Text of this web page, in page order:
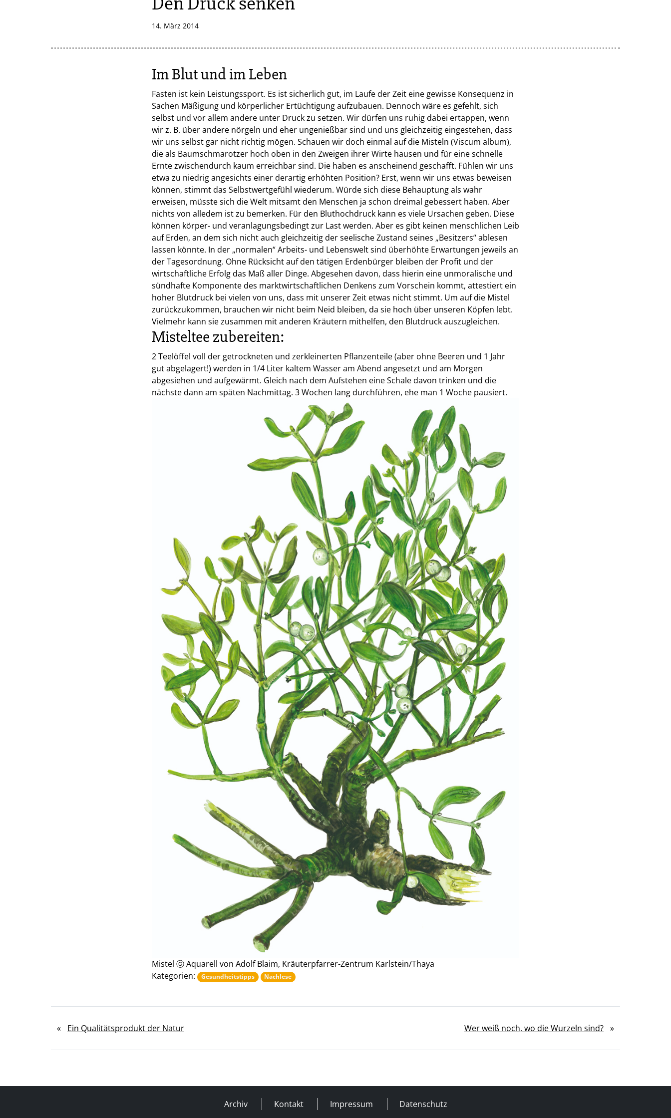
14. März 2014
Im Blut und im Leben
Fasten ist kein Leistungssport. Es ist sicherlich gut, im Laufe der Zeit eine gewisse Konsequenz in
Sachen Mäßigung und körperlicher Ertüchtigung aufzubauen. Dennoch wäre es gefehlt, sich
selbst und vor allem andere unter Druck zu setzen. Wir dürfen uns ruhig dabei ertappen, wenn
wir z. B. über andere nörgeln und eher ungenießbar sind und uns gleichzeitig eingestehen, dass
wir uns selbst gar nicht richtig mögen. Schauen wir doch einmal auf die Misteln (Viscum album),
die als Baumschmarotzer hoch oben in den Zweigen ihrer Wirte hausen und für eine schnelle
Ernte zwischendurch kaum erreichbar sind. Die haben es anscheinend geschafft. Fühlen wir uns
etwa zu niedrig angesichts einer derartig erhöhten Position? Erst, wenn wir uns etwas beweisen
können, stimmt das Selbstwertgefühl wiederum. Würde sich diese Behauptung als wahr
erweisen, müsste sich die Welt mitsamt den Menschen ja schon dreimal gebessert haben. Aber
nichts von alledem ist zu bemerken. Für den Bluthochdruck kann es viele Ursachen geben. Diese
können körper- und veranlagungsbedingt zur Last werden. Aber es gibt keinen menschlichen Leib
auf Erden, an dem sich nicht auch gleichzeitig der seelische Zustand seines „Besitzers“ ablesen
lassen könnte. In der „normalen“ Arbeits- und Lebenswelt sind überhöhte Erwartungen jeweils an
der Tagesordnung. Ohne Rücksicht auf den tätigen Erdenbürger bleiben der Profit und der
wirtschaftliche Erfolg das Maß aller Dinge. Abgesehen davon, dass hierin eine unmoralische und
sündhafte Komponente des marktwirtschaftlichen Denkens zum Vorschein kommt, attestiert ein
hoher Blutdruck bei vielen von uns, dass mit unserer Zeit etwas nicht stimmt. Um auf die Mistel
zurückzukommen, brauchen wir nicht beim Neid bleiben, da sie hoch über unseren Köpfen lebt.
Vielmehr kann sie zusammen mit anderen Kräutern mithelfen, den Blutdruck auszugleichen.
Misteltee zubereiten:
2 Teelöffel voll der getrockneten und zerkleinerten Pflanzenteile (aber ohne Beeren und 1 Jahr
gut abgelagert!) werden in 1/4 Liter kaltem Wasser am Abend angesetzt und am Morgen
abgesiehen und aufgewärmt. Gleich nach dem Aufstehen eine Schale davon trinken und die
nächste dann am späten Nachmittag. 3 Wochen lang durchführen, ehe man 1 Woche pausiert.
Mistel ⓒ Aquarell von Adolf Blaim, Kräuterpfarrer-Zentrum Karlstein/Thaya
Kategorien:
Gesundheitstipps Nachlese
« Ein Qualitätsprodukt der Natur Wer weiß noch, wo die Wurzeln sind? »
Archiv Kontakt Impressum Datenschutz